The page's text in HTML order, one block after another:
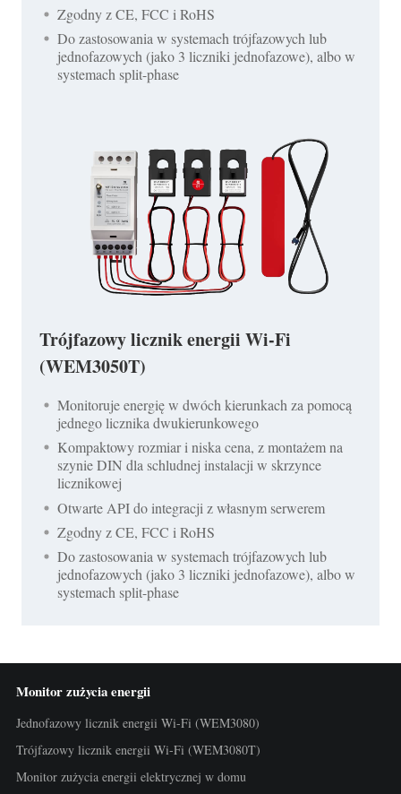
Zgodny z CE, FCC i RoHS
Do zastosowania w systemach trójfazowych lub
jednofazowych (jako 3 liczniki jednofazowe), albo w
systemach split-phase
Trójfazowy licznik energii Wi-Fi
(WEM3050T)
Monitoruje energię w dwóch kierunkach za pomocą
jednego licznika dwukierunkowego
Kompaktowy rozmiar i niska cena, z montażem na
szynie DIN dla schludnej instalacji w skrzynce
licznikowej
Otwarte API do integracji z własnym serwerem
Zgodny z CE, FCC i RoHS
Do zastosowania w systemach trójfazowych lub
jednofazowych (jako 3 liczniki jednofazowe), albo w
systemach split-phase
Monitor zużycia energii
Jednofazowy licznik energii Wi-Fi (WEM3080)
Trójfazowy licznik energii Wi-Fi (WEM3080T)
Monitor zużycia energii elektrycznej w domu